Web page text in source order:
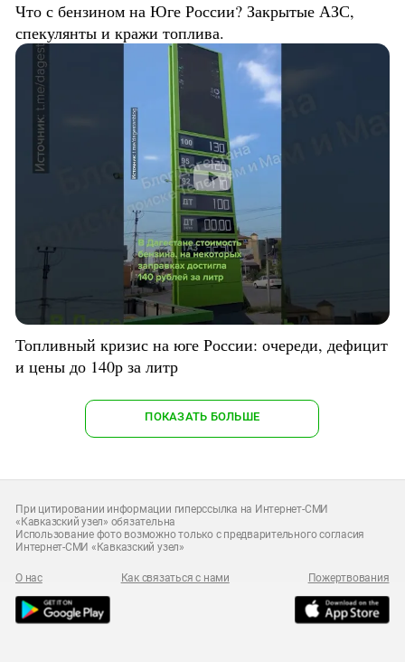
Что с бензином на Юге России? Закрытые АЗС,
спекулянты и кражи топлива.
Топливный кризис на юге России: очереди, дефицит
и цены до 140р за литр
ПОКАЗАТЬ БОЛЬШЕ
При цитировании информации гиперссылка на Интернет-СМИ
«Кавказский узел» обязательна
Использование фото возможно только с предварительного согласия
Интернет-СМИ «Кавказский узел»
О нас Как связаться с нами Пожертвования